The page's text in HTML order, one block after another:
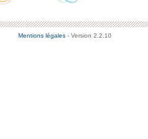
Mentions légales - Version 2.2.10